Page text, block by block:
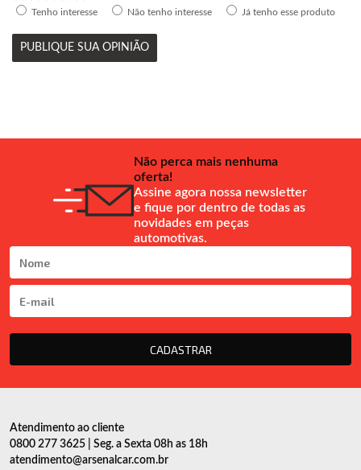
Tenho interesse Não tenho interesse Já tenho esse produto
PUBLIQUE SUA OPINIÃO
Não perca mais nenhuma
oferta!
Assine agora nossa newsletter
e fique por dentro de todas as
novidades em peças
automotivas.
CADASTRAR
Atendimento ao cliente
0800 277 3625 | Seg. a Sexta 08h as 18h
atendimento@arsenalcar.com.br